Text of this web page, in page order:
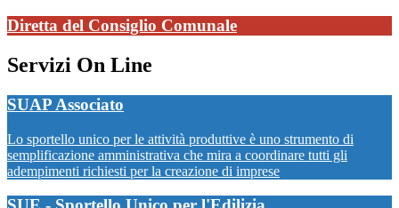
Diretta del Consiglio Comunale
Servizi On Line
SUAP Associato
Lo sportello unico per le attività produttive è uno strumento di
semplificazione amministrativa che mira a coordinare tutti gli
adempimenti richiesti per la creazione di imprese